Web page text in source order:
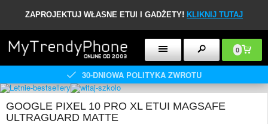
ZAPROJEKTUJ WŁASNE ETUI I GADŻETY! KLIKNIJ TUTAJ
0
30-DNIOWA POLITYKA ZWROTU
GOOGLE PIXEL 10 PRO XL ETUI MAGSAFE
ULTRAGUARD MATTE